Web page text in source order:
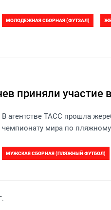
МОЛОДЕЖНАЯ СБОРНАЯ (ФУТЗАЛ)
ЖЕНЩИНЫ U-21 ЮНОШИ (2006)
приняли
В агентстве ТАСС прошла
чемпионату мира по пляжному
МУЖСКАЯ СБОРНАЯ (ПЛЯЖНЫЙ ФУТБОЛ)